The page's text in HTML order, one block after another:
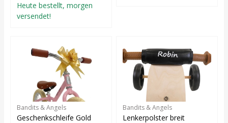
Heute bestellt, morgen
versendet!
Bandits & Angels
Geschenkschleife Gold
Bandits & Angels
Lenkerpolster breit